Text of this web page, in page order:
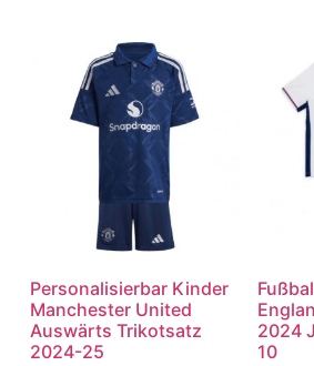
Personalisierbar Kinder
Manchester United
Auswärts Trikotsatz
2024-25
2024
10